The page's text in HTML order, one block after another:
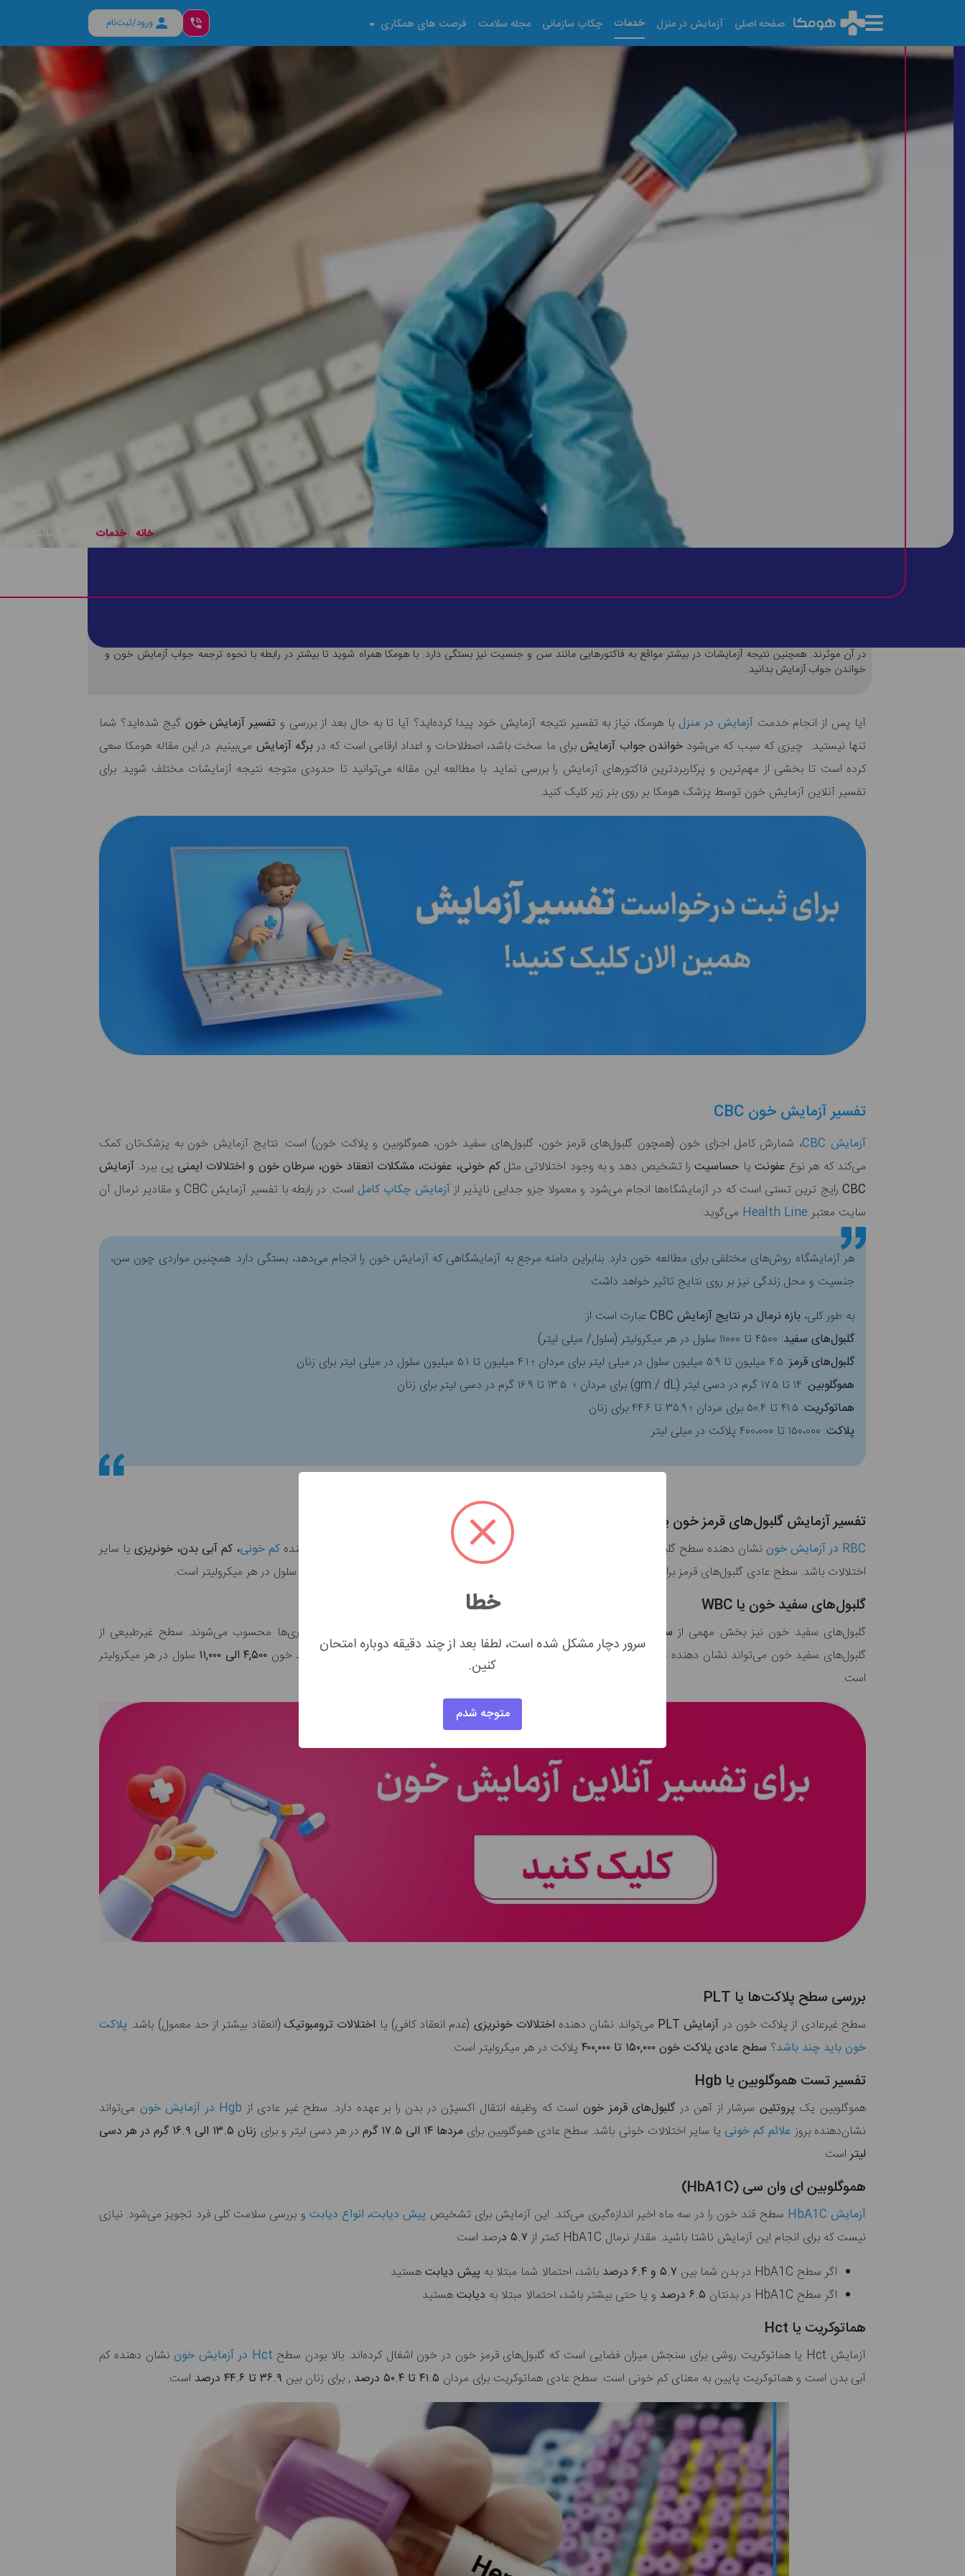
صفحه اصلی آزمایش در منزل خدمات چکاپ سازمانی مجله سلامت فرصت های همکاری ورود/ثبت‌نام
خانه خدمات تفسیر آزمایش خون
در آن موثرند. همچنین نتیجه آزمایشات در بیشتر مواقع به فاکتورهایی مانند سن و جنسیت نیز بستگی دارد. با هومکا همراه شوید تا بیشتر در رابطه با نحوه ترجمه جواب آزمایش خون و
خواندن جواب آزمایش بدانید.
آیا پس از انجام خدمتآزمایش در منزل با هومکا، نیاز به تفسیر نتیجه آزمایش خود پیدا کرده‌اید؟ آیا تا به حال بعد از بررسی و تفسیر آزمایش خون گیج شده‌اید؟ شما
تنها نیستید. چیزی که سبب که می‌شودخواندن جواب آزمایشبرای ما سخت باشد، اصطلاحات و اعداد ارقامی است که دربرگه آزمایش می‌بینیم. در این مقاله هومکا سعی
کرده است تا بخشی از مهم‌ترین و پرکاربردترین فاکتورهای آزمایش را بررسی نماید. با مطالعه این مقاله می‌توانید تا حدودی متوجه نتیجه آزمایشات مختلف شوید. برای
تفسیر آنلاین آزمایش خون توسط پزشک هومکا بر روی بنر زیر کلیک کنید.
تفسیر آزمایش خون CBC
آزمایش CBC
، شمارش کامل اجزای خون (همچون گلبول‌های قرمز خون، گلبول‌های سفید خون، هموگلوبین و پلاکت‌ خون) است. نتایج آزمایش خون به پزشک‌تان کمک
می‌کند که هر نوع عفونت یا حساسیت را تشخیص دهد و به وجود اختلالاتی مثلکم خونی، عفونت، مشکلات انعقاد خون، سرطان خون و اختلالات ایمنی پی ببرد. آزمایش
CBCرایج ترین تستی است که در آزمایشگاه‌ها انجام می‌شود و معمولا جزو جدایی ناپذیر ازآزمایش‌ چکاپ کامل
است. در رابطه با تفسیر آزمایش CBC و مقادیر نرمال آن
سایت معتبرHealth Line می‌گوید:
هر آزمایشگاه روش‌های مختلفی برای مطالعه خون دارد. بنابراین دامنه مرجع به آزمایشگاهی که آزمایش خون را انجام می‌دهد، بستگی دارد. همچنین مواردی چون سن،
جنسیت و محل زندگی نیز بر روی نتایج تاثیر خواهد داشت.
به طور کلی، بازه نرمال در نتایج آزمایش CBC
عبارت است از:
گلبول‌های سفید: ۴۵۰۰ تا ۱۱۰۰۰ سلول در هر میکرولیتر (سلول/ میلی لیتر)
گلبول‌های قرمز: ۴.۵ میلیون تا ۵.۹ میلیون سلول در میلی لیتر برای مردان ؛ ۴.۱ میلیون تا ۵.۱ میلیون سلول در میلی لیتر برای زنان
هموگلوبین: ۱۴ تا ۱۷.۵ گرم در دسی لیتر (gm / dL) برای مردان ؛ ۱۳.۵ تا ۱۶.۹ گرم در دسی لیتر برای زنان
هماتوکریت: ۴۱.۵ تا ۵۰.۴ برای مردان ؛ ۳۵.۹ تا ۴۴.۶ برای زنان
پلاکت: ۱۵۰،۰۰۰ تا ۴۰۰،۰۰۰ پلاکت در میلی لیتر
تفسیر آزمایش گلبول‌های قرمز خون یا RBC
RBC در آزمایش خون نشان دهنده سطح گلبول‌های قرمز خون است. سطح غیرطبیعی از گلبول‌های قرمز خون می‌تواند نشان دهندهکم خونی‌، کم آبی بدن، خونریزییا سایر
اختلالات باشد. سطح عادی گلبول‌های قرمز برای مردها
میلیون سلول در هر میکرولیتر است.
گلبول‌های سفید خون یا WBC
گلبول‌های سفید خون نیز بخش مهمی از سیستم ایمنی
هستند و مهم‌ترین خط دفاعی بدن برای مقابله با عفونت‌ها و بیماری‌ها محسوب می‌شوند. سطح غیرطبیعی از
گلبول‌های سفید خون می‌تواند نشان دهنده عفونت،سرطان خون یا اختلالات سیستم ایمنی باشد. سطح عادی گلبول‌های سفید خون ۴,۵۰۰ الی ۱۱,۰۰۰
سلول در هر میکرولیتر
است.
بررسی سطح پلاکت‌ها یا PLT
سطح غیرعادی از پلاکت خون درآزمایش PLT می‌تواند نشان دهنده اختلالات خونریزی (عدم انعقاد کافی) یا اختلالات ترومبوتیک (انعقاد بیشتر از حد معمول) باشد. پلاکت
خون باید چند باشد؟ سطح عادی پلاکت خون ۱۵۰,۰۰۰ تا ۴۰۰,۰۰۰ پلاکت در هر میکرولیتر است.
تفسیر تست هموگلوبین یا Hgb
هموگلوبین یک پروتئین سرشار از آهن در گلبول‌های قرمز خوناست که وظیفه انتقال اکسیژن در بدن را بر عهده دارد. سطح غیر عادی از Hgb در آزمایش خون
می‌تواند
نشان‌دهنده بروزعلائم کم خونی یا سایر اختلالات خونی باشد. سطح عادی هموگلوبین برای مردها ۱۴ الی ۱۷.۵ گرم در هر دسی لیتر و برای
زنان ۱۳.۵ الی ۱۶.۹ گرم در هر دسی
لیتراست.
هموگلوبین ای وان سی (HbA1C)
آزمایش HbA1C سطح قند خون را در سه ماه اخیر اندازه‌گیری می‌کند. این آزمایش برای تشخیص پیش دیابت، انواع دیابت و بررسی سلامت کلی فرد تجویز می‌شود. نیازی
نیست که برای انجام این آزمایش ناشتا باشید. مقدار نرمال HbA1C کمتر از ۵.۷ د
رصد است
اگر سطح HbA1C در بدن شما بین
۵.۷ و ۶.۴ درصد باشد، احتمالا شما مبتلا به پیش دیابتهستید
اگر سطح HbA1C در بدنتان
۶.۵ درصد و یا حتی بیشتر باشد، احتمالا مبتلا به دیابتهستید
هماتوکریت یا Hct
آزمایش Hct یا هماتوکریت روشی برای سنجش میزان فضایی است که گلبول‌های قرمز خون در خون اشغال کرده‌اند. بالا بودن سطح
نشان دهنده کم
آبی بدن است و هماتوکریت پایین به معنای کم خونی است. سطح عادی هماتوکریت برای مردان , برای زنان بین است.
خطا
سرور دچار مشکل شده است، لطفا بعد از چند دقیقه دوباره امتحان
کنین.
متوجه شدم